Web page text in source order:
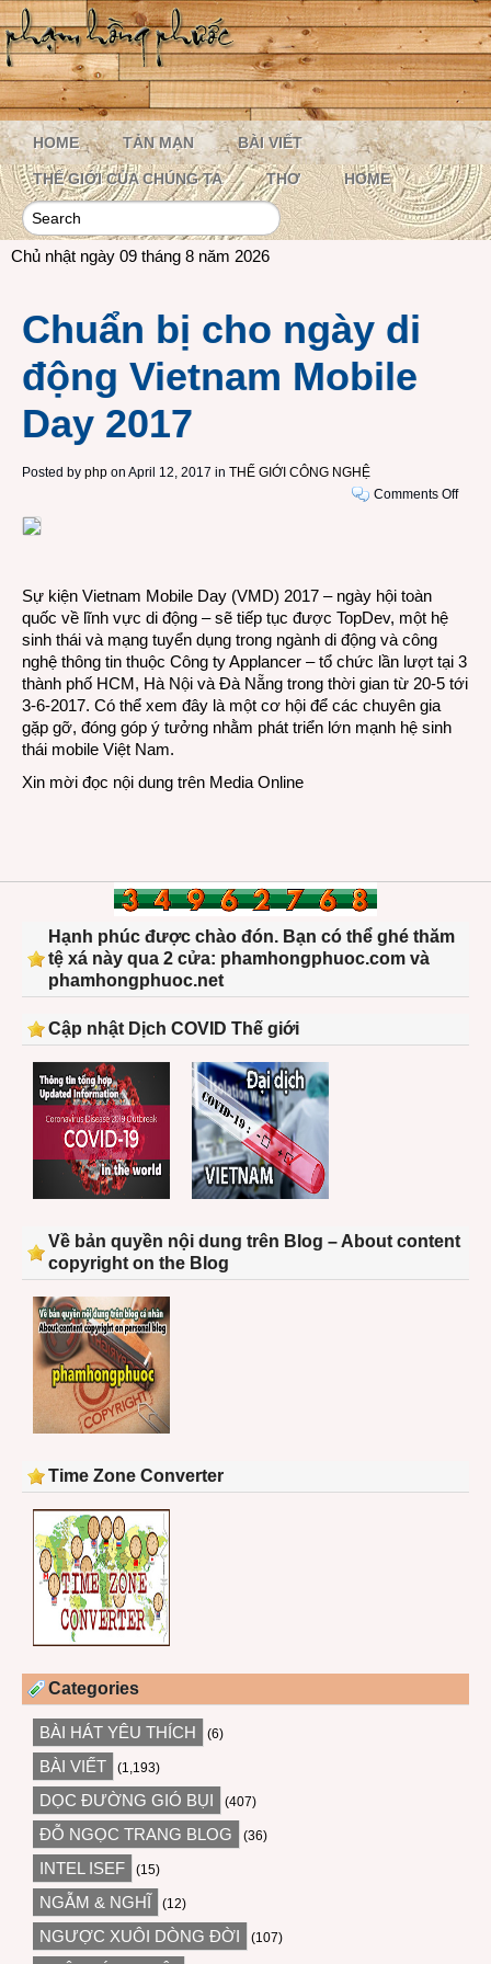
HOME TẢN MẠN BÀI VIẾT
THẾ GIỚI CỦA CHÚNG TA THƠ HOME
Chủ nhật ngày 09 tháng 8 năm 2026
Chuẩn bị cho ngày di
động Vietnam Mobile
Day 2017
Posted by php on April 12, 2017 in THẾ GIỚI CÔNG NGHỆ
Comments Offon
Day
Sự kiện Vietnam Mobile Day (VMD) 2017 – ngày hội toàn
quốc về lĩnh vực di động – sẽ tiếp tục được TopDev, một hệ
sinh thái và mạng tuyển dụng trong ngành di động và công
nghệ thông tin thuộc Công ty Applancer – tổ chức lần lượt tại 3
thành phố HCM, Hà Nội và Đà Nẵng trong thời gian từ 20-5 tới
3-6-2017. Có thể xem đây là một cơ hội để các chuyên gia
gặp gỡ, đóng góp ý tưởng nhằm phát triển lớn mạnh hệ sinh
thái mobile Việt Nam.
Xin mời đọc nội dung trên Media Online
Hạnh phúc được chào đón. Bạn có thể ghé thăm
tệ xá này qua 2 cửa: phamhongphuoc.com và
phamhongphuoc.net
Cập nhật Dịch COVID Thế giới
Về bản quyền nội dung trên Blog – About content
copyright on the Blog
Time Zone Converter
Categories
BÀI HÁT YÊU THÍCH (6)
BÀI VIẾT (1,193)
DỌC ĐƯỜNG GIÓ BỤI (407)
ĐỖ NGỌC TRANG BLOG (36)
INTEL ISEF (15)
NGẪM & NGHĨ (12)
NGƯỢC XUÔI DÒNG ĐỜI (107)